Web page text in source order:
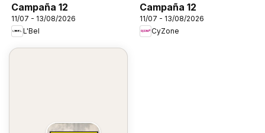
Campaña 12
11/07 - 13/08/2026
L'Bel
Campaña 12
11/07 - 13/08/2026
CyZone